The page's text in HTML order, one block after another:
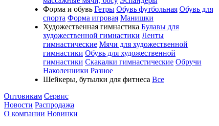
Форма и обувь Гетры Обувь футбольная Обувь для
спорта Форма игровая Манишки
Художественная гимнастика Булавы для
художественной гимнастики Ленты
гимнастические Мячи для художественной
гимнастики Обувь для художественной
гимнастики Скакалки гимнастические Обручи
Наколенники Разное
Шейкеры, бутылки для фитнеса Все
Оптовикам Сервис
Новости Распродажа
О компании Новинки